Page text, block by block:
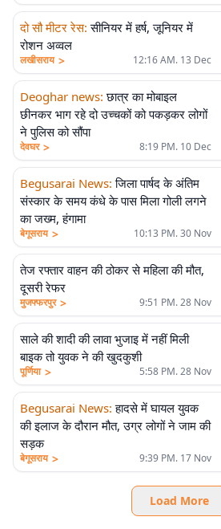
दो सौ मीटर रेस: सीनियर में हर्ष, जूनियर में
रोशन अव्वल
लखीसराय > 12:16 AM. 13 Dec
Deoghar news: छात्र का मोबाइल
छीनकर भाग रहे दो उच्चकों को पकड़कर लोगों
ने पुलिस को सौंपा
देवघर > 8:19 PM. 10 Dec
Begusarai News: जिला पार्षद के अंतिम
संस्कार के समय कंधे के पास मिला गोली लगने
का जख्म, हंगामा
बेगूसराय > 10:13 PM. 30 Nov
तेज रफ्तार वाहन की ठोकर से महिला की मौत,
दूसरी रेफर
मुजफ्फरपुर > 9:51 PM. 28 Nov
साले की शादी की लावा भुजाइ में नहीं मिली
बाइक तो युवक ने की खुदकुशी
पूर्णिया > 5:58 PM. 28 Nov
Begusarai News: हादसे में घायल युवक
की इलाज के दौरान मौत, उग्र लोगों ने जाम की
सड़क
बेगूसराय > 9:39 PM. 17 Nov
Load More